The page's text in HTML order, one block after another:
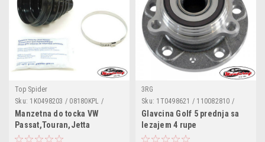
Top Spider
Sku: 1K0498203 / 08180KPL /
23690 / 29606 / 6Q0498203A
Manzetna do tocka VW
Passat,Touran,Jetta
3/4,Beetle,EOS,Golf
3RG
Sku: 1T0498621 / 110082810 /
713610610 / BK1415 / 3C0498621 /
5K0498621 / 8J0598625 / 9336007
/ R15456 / VKBA3643 / R14178
Glavcina Golf 5 prednja sa
lezajem 4 rupe